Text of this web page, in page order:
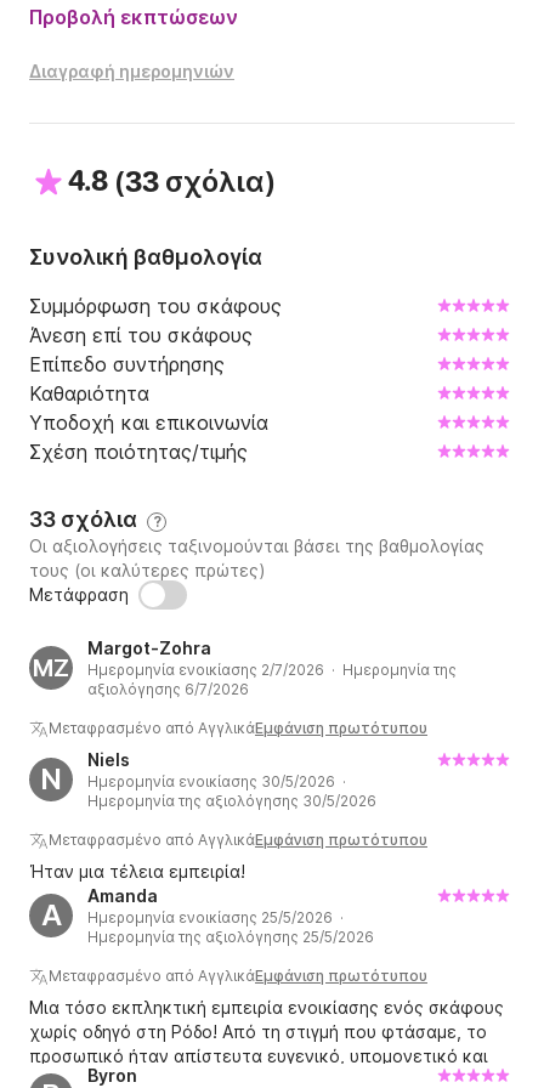
Προβολή εκπτώσεων
Διαγραφή ημερομηνιών
4.8 (33 σχόλια)
Συνολική βαθμολογία
Συμμόρφωση του σκάφους
Άνεση επί του σκάφους
Επίπεδο συντήρησης
Καθαριότητα
Υποδοχή και επικοινωνία
Σχέση ποιότητας/τιμής
33 σχόλια ?
Οι αξιολογήσεις ταξινομούνται βάσει της βαθμολογίας
τους (οι καλύτερες πρώτες)
Μετάφραση
MZ
Margot-Zohra
Ημερομηνία ενοικίασης 2/7/2026 · Ημερομηνία της
αξιολόγησης 6/7/2026
Μεταφρασμένο από ΑγγλικάΕμφάνιση πρωτότυπου
N
Niels
Ημερομηνία ενοικίασης 30/5/2026 ·
Ημερομηνία της αξιολόγησης 30/5/2026
Μεταφρασμένο από ΑγγλικάΕμφάνιση πρωτότυπου
Ήταν μια τέλεια εμπειρία!
A
Amanda
Ημερομηνία ενοικίασης 25/5/2026 ·
Ημερομηνία της αξιολόγησης 25/5/2026
Μεταφρασμένο από ΑγγλικάΕμφάνιση πρωτότυπου
Μια τόσο εκπληκτική εμπειρία ενοικίασης ενός σκάφους
χωρίς οδηγό στη Ρόδο! Από τη στιγμή που φτάσαμε, το
προσωπικό ήταν απίστευτα ευγενικό, υπομονετικό και
φιλόξενο. Φτάσαμε ακόμη και με 20 λεπτά καθυστέρηση
Byron